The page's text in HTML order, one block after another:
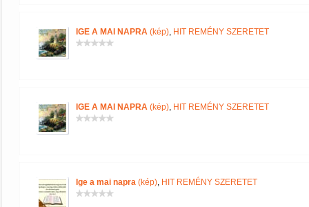
IGE A MAI NAPRA (kép), HIT REMÉNY SZERETET
IGE A MAI NAPRA (kép), HIT REMÉNY SZERETET
Ige a mai napra (kép), HIT REMÉNY SZERETET